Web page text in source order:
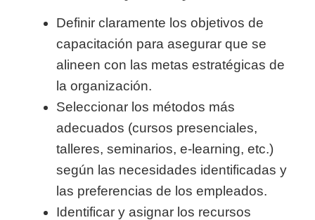
Definir claramente los objetivos de
capacitación para asegurar que se
alineen con las metas estratégicas de
la organización.
Seleccionar los métodos más
adecuados (cursos presenciales,
talleres, seminarios, e-learning, etc.)
según las necesidades identificadas y
las preferencias de los empleados.
Identificar y asignar los recursos